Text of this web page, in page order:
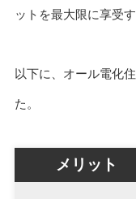
ットを最大限に享受
以下に、オール電化
た。
メリット